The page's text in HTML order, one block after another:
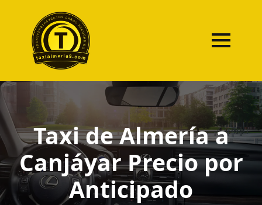
Taxi de Almería a
Canjáyar Precio por
Anticipado